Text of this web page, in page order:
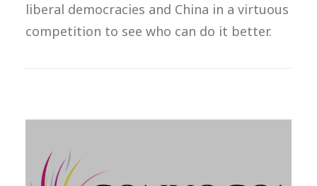
liberal democracies and China in a virtuous
competition to see who can do it better.